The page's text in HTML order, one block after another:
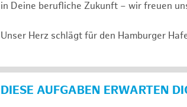
in Deine berufliche Zukunft – wir freuen
Unser Herz schlägt für den Hamburger
DIESE AUFGABEN ERWARTEN